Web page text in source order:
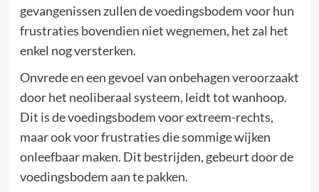
gevangenissen zullen de voedingsbodem voor hun
frustraties bovendien niet wegnemen, het zal het
enkel nog versterken.
Onvrede en een gevoel van onbehagen veroorzaakt
door het neoliberaal systeem, leidt tot wanhoop.
Dit is de voedingsbodem voor extreem-rechts,
maar ook voor frustraties die sommige wijken
onleefbaar maken. Dit bestrijden, gebeurt door de
voedingsbodem aan te pakken.